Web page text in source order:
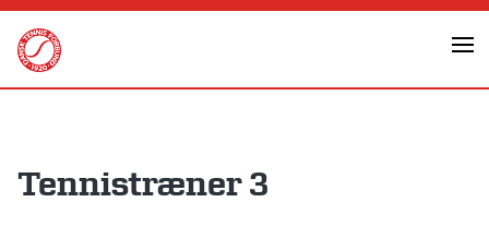
Skip
content
Tennistræner 3